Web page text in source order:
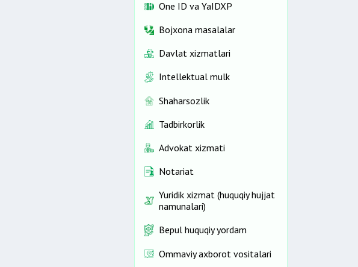
One ID vа YaIDXP
Bojxona masalalar
Davlat xizmatlari
Intellektual mulk
Shaharsozlik
Tadbirkorlik
Advokat xizmati
Notariat
Yuridik xizmat (huquqiy hujjat
namunalari)
Bepul huquqiy yordam
Ommaviy axborot vositalari